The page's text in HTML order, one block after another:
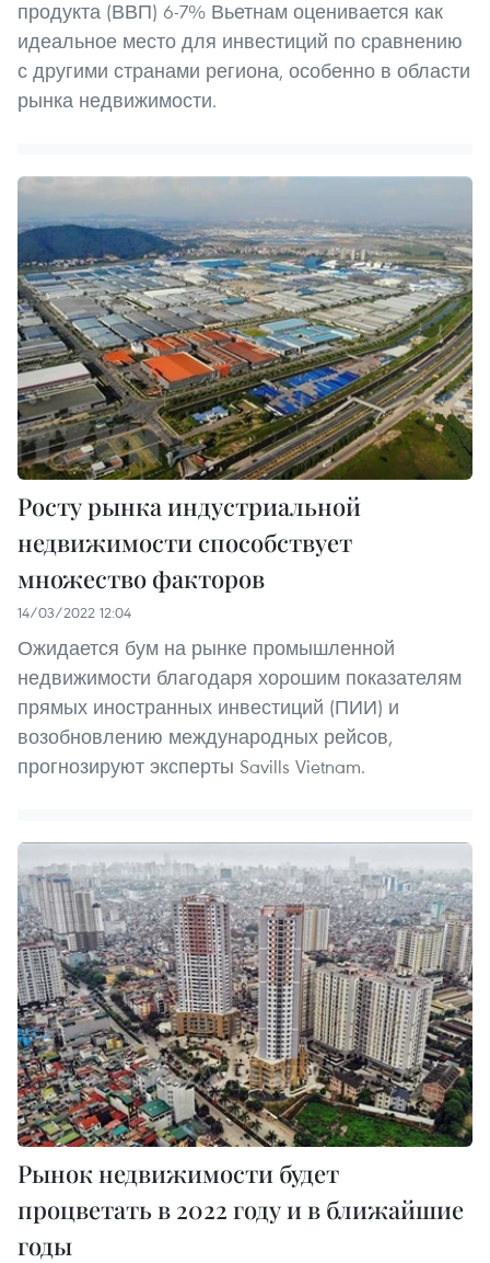
продукта (ВВП) 6-7% Вьетнам оценивается как
идеальное место для инвестиций по сравнению
с другими странами региона, особенно в области
рынка недвижимости.
Росту рынка индустриальной
недвижимости способствует
множество факторов
14/03/2022 12:04
Ожидается бум на рынке промышленной
недвижимости благодаря хорошим показателям
прямых иностранных инвестиций (ПИИ) и
возобновлению международных рейсов,
прогнозируют эксперты Savills Vietnam.
Рынок недвижимости будет
процветать в 2022 году и в ближайшие
годы